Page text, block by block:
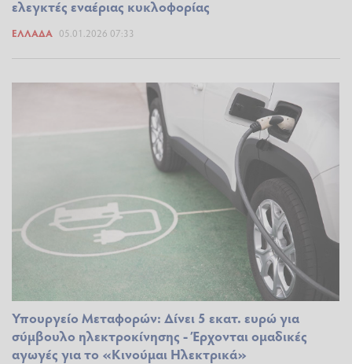
ελεγκτές εναέριας κυκλοφορίας
ΕΛΛΆΔΑ 05.01.2026 07:33
Υπουργείο Μεταφορών: Δίνει 5 εκατ. ευρώ για
σύμβουλο ηλεκτροκίνησης - Έρχονται ομαδικές
αγωγές για το «Κινούμαι Ηλεκτρικά»